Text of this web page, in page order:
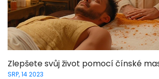
Zlepšete svůj život pomocí čínské
SRP, 14 2023